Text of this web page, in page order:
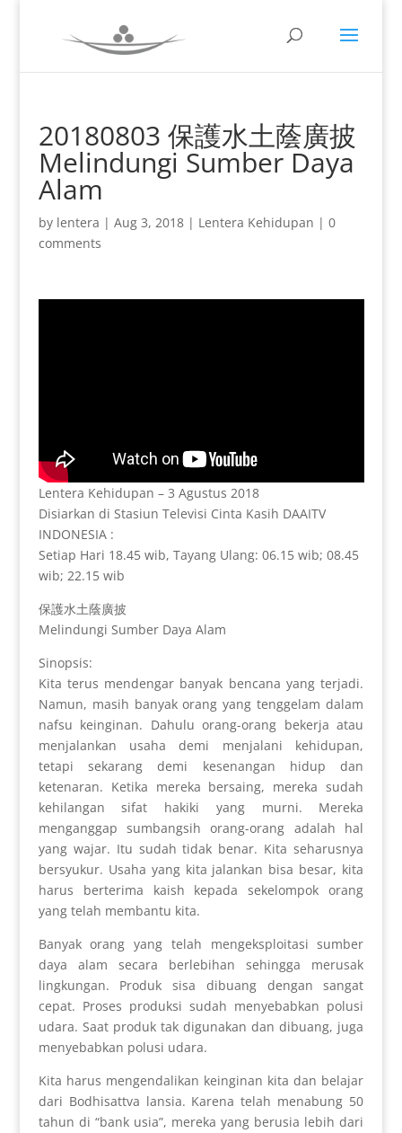
20180803 保護水土蔭廣披
Melindungi Sumber Daya
Alam
by lentera | Aug 3, 2018| Lentera Kehidupan | 0
comments
Lentera Kehidupan – 3 Agustus 2018
Disiarkan di Stasiun Televisi Cinta Kasih DAAITV
INDONESIA :
Setiap Hari 18.45 wib, Tayang Ulang: 06.15 wib; 08.45
wib; 22.15 wib
保護水土蔭廣披
Melindungi Sumber Daya Alam
Sinopsis:
Kita terus mendengar banyak bencana yang terjadi.
Namun, masih banyak orang yang tenggelam dalam
nafsu keinginan. Dahulu orang-orang bekerja atau
menjalankan usaha demi menjalani kehidupan,
tetapi sekarang demi kesenangan hidup dan
ketenaran. Ketika mereka bersaing, mereka sudah
kehilangan sifat hakiki yang murni. Mereka
menganggap sumbangsih orang-orang adalah hal
yang wajar. Itu sudah tidak benar. Kita seharusnya
bersyukur. Usaha yang kita jalankan bisa besar, kita
harus berterima kaish kepada sekelompok orang
yang telah membantu kita.
Banyak orang yang telah mengeksploitasi sumber
daya alam secara berlebihan sehingga merusak
lingkungan. Produk sisa dibuang dengan sangat
cepat. Proses produksi sudah menyebabkan polusi
udara. Saat produk tak digunakan dan dibuang, juga
menyebabkan polusi udara.
Kita harus mengendalikan keinginan kita dan belajar
dari Bodhisattva lansia. Karena telah menabung 50
tahun di “bank usia”, mereka yang berusia lebih dari